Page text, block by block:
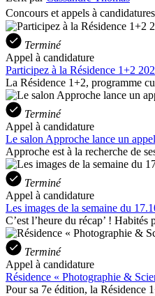
Concours et appels à candidatures
Terminé
Appel à candidature
Participez à la Résidence 1+2
La Résidence 1+2, programme
Terminé
Appel à candidature
Le salon Approche lance un
Approche est à la recherche de
Terminé
Appel à candidature
Les images de la semaine du
C’est l’heure du récap’ !
Terminé
Appel à candidature
Résidence « Photographie &
Pour sa 7e édition, la Résidence